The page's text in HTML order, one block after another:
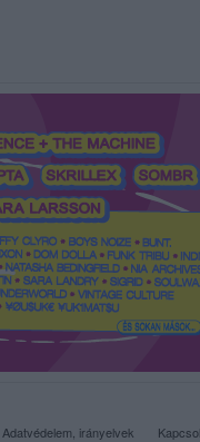
Adatvédelem, irányelvek